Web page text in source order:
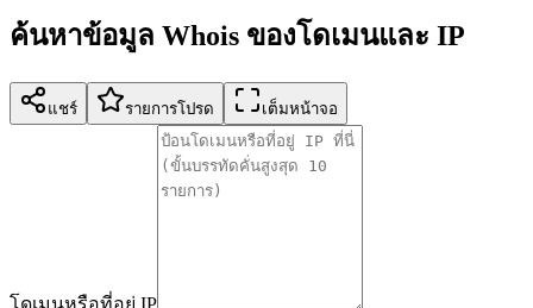
ค้นหาข้อมูล Whois ของโดเมนและ IP
แชร์ รายการโปรด เต็มหน้าจอ
โดเมนหรือที่อยู่ IP